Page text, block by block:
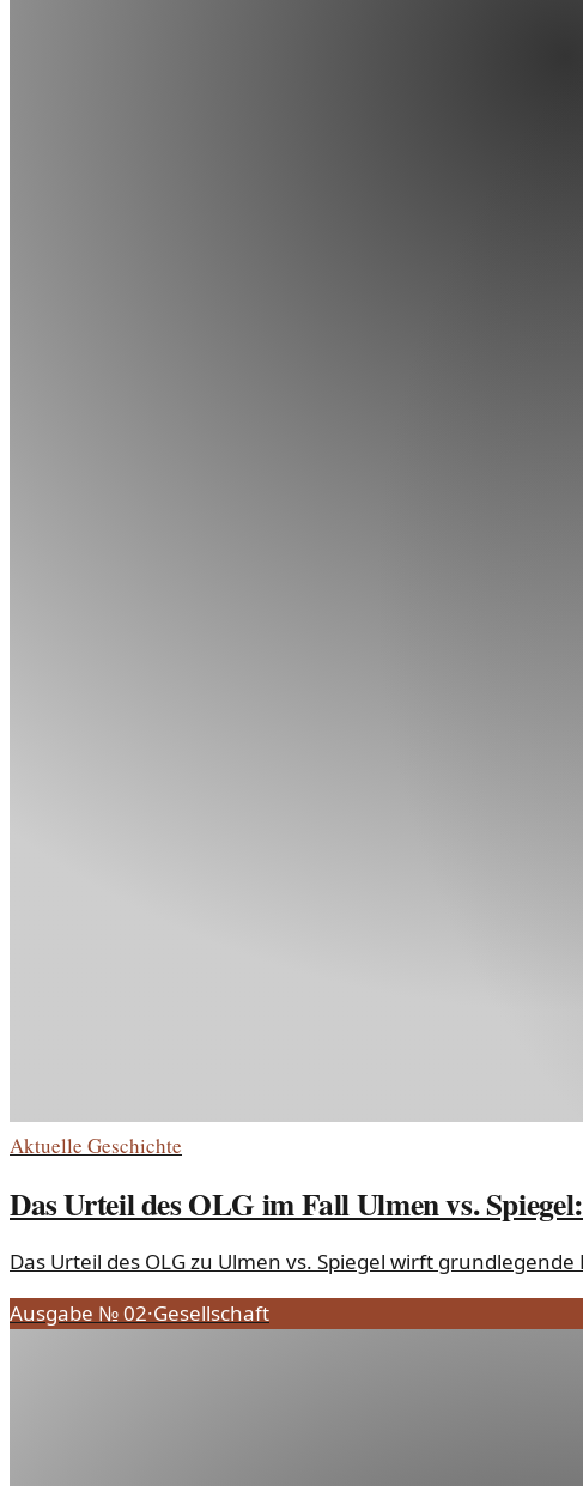
Aktuelle Geschichte
Das Urteil des OLG im Fall Ulmen vs.
Das Urteil des OLG zu Ulmen vs. Spiegel wirft
Ausgabe №02·Gesellschaft